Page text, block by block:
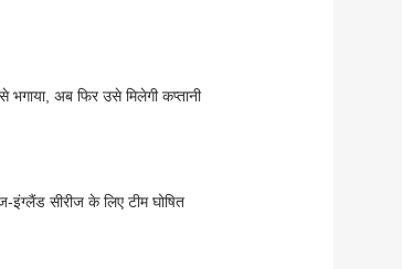
अब फिर उसे मिलेगी कप्तानी
इंग्लैंड सीरीज के लिए टीम घोषित